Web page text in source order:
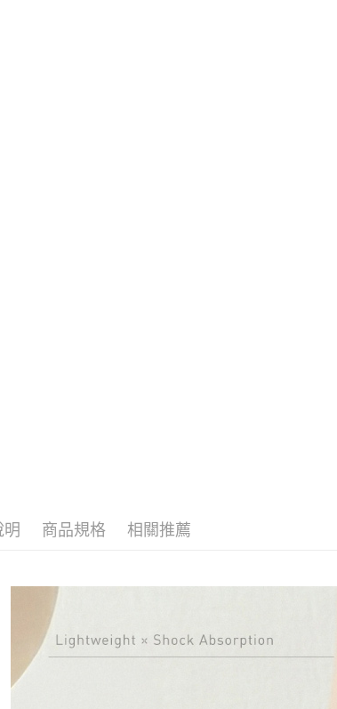
明 商品規格 相關推薦